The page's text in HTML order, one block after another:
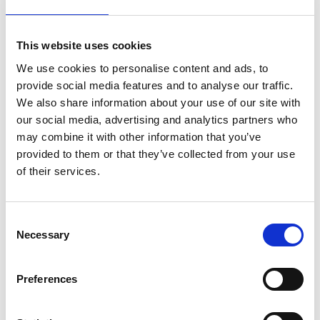
This website uses cookies
We use cookies to personalise content and ads, to
provide social media features and to analyse our traffic.
We also share information about your use of our site with
our social media, advertising and analytics partners who
may combine it with other information that you’ve
provided to them or that they’ve collected from your use
of their services.
Selection
Necessary
Preferences
ja välillä kirjastoissa on ollut myös tukityöllistettyjä,
kunnankirjaston välille. Loin esimerkiksi Kirjastokahvit,
jolloin tavattiin naamatusten porukalla - suomalaisethan
kohtaavat parhaiten kahvin äärellä.
Tykkäsin hankkeesta älyttömästi ja on onnekasta, että saan
jatkaa samoissa merkeissä.
kasvanut, ja vanhempani asuvat edelleen siellä. Peruskoulun
kävin Ristijärven keskuskoululla eskarista ysiin asti. Lukion
lukio. Linja-autolla kuljin.